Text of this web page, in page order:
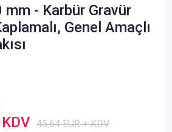
- Karbür Gravür
Genel Amaçlı
45,64 EUR + KDV